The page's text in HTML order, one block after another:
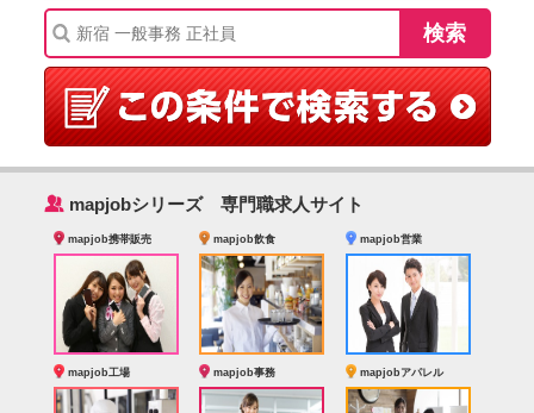
‰ mapjobシリーズ 専門職求人サイト
mapjob携帯販売 mapjob飲食 mapjob営業
mapjob工場 mapjob事務 mapjobアパレル